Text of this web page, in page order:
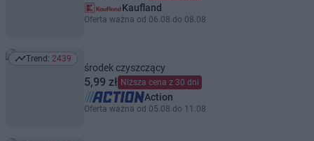
Kaufland
Oferta ważna od 06.08 do 08.08
Trend: 2439
Trend: 2439
środek czyszczący
5,99 zł Niższa cena z 30 dni
Action
Oferta ważna od 05.08 do 11.08